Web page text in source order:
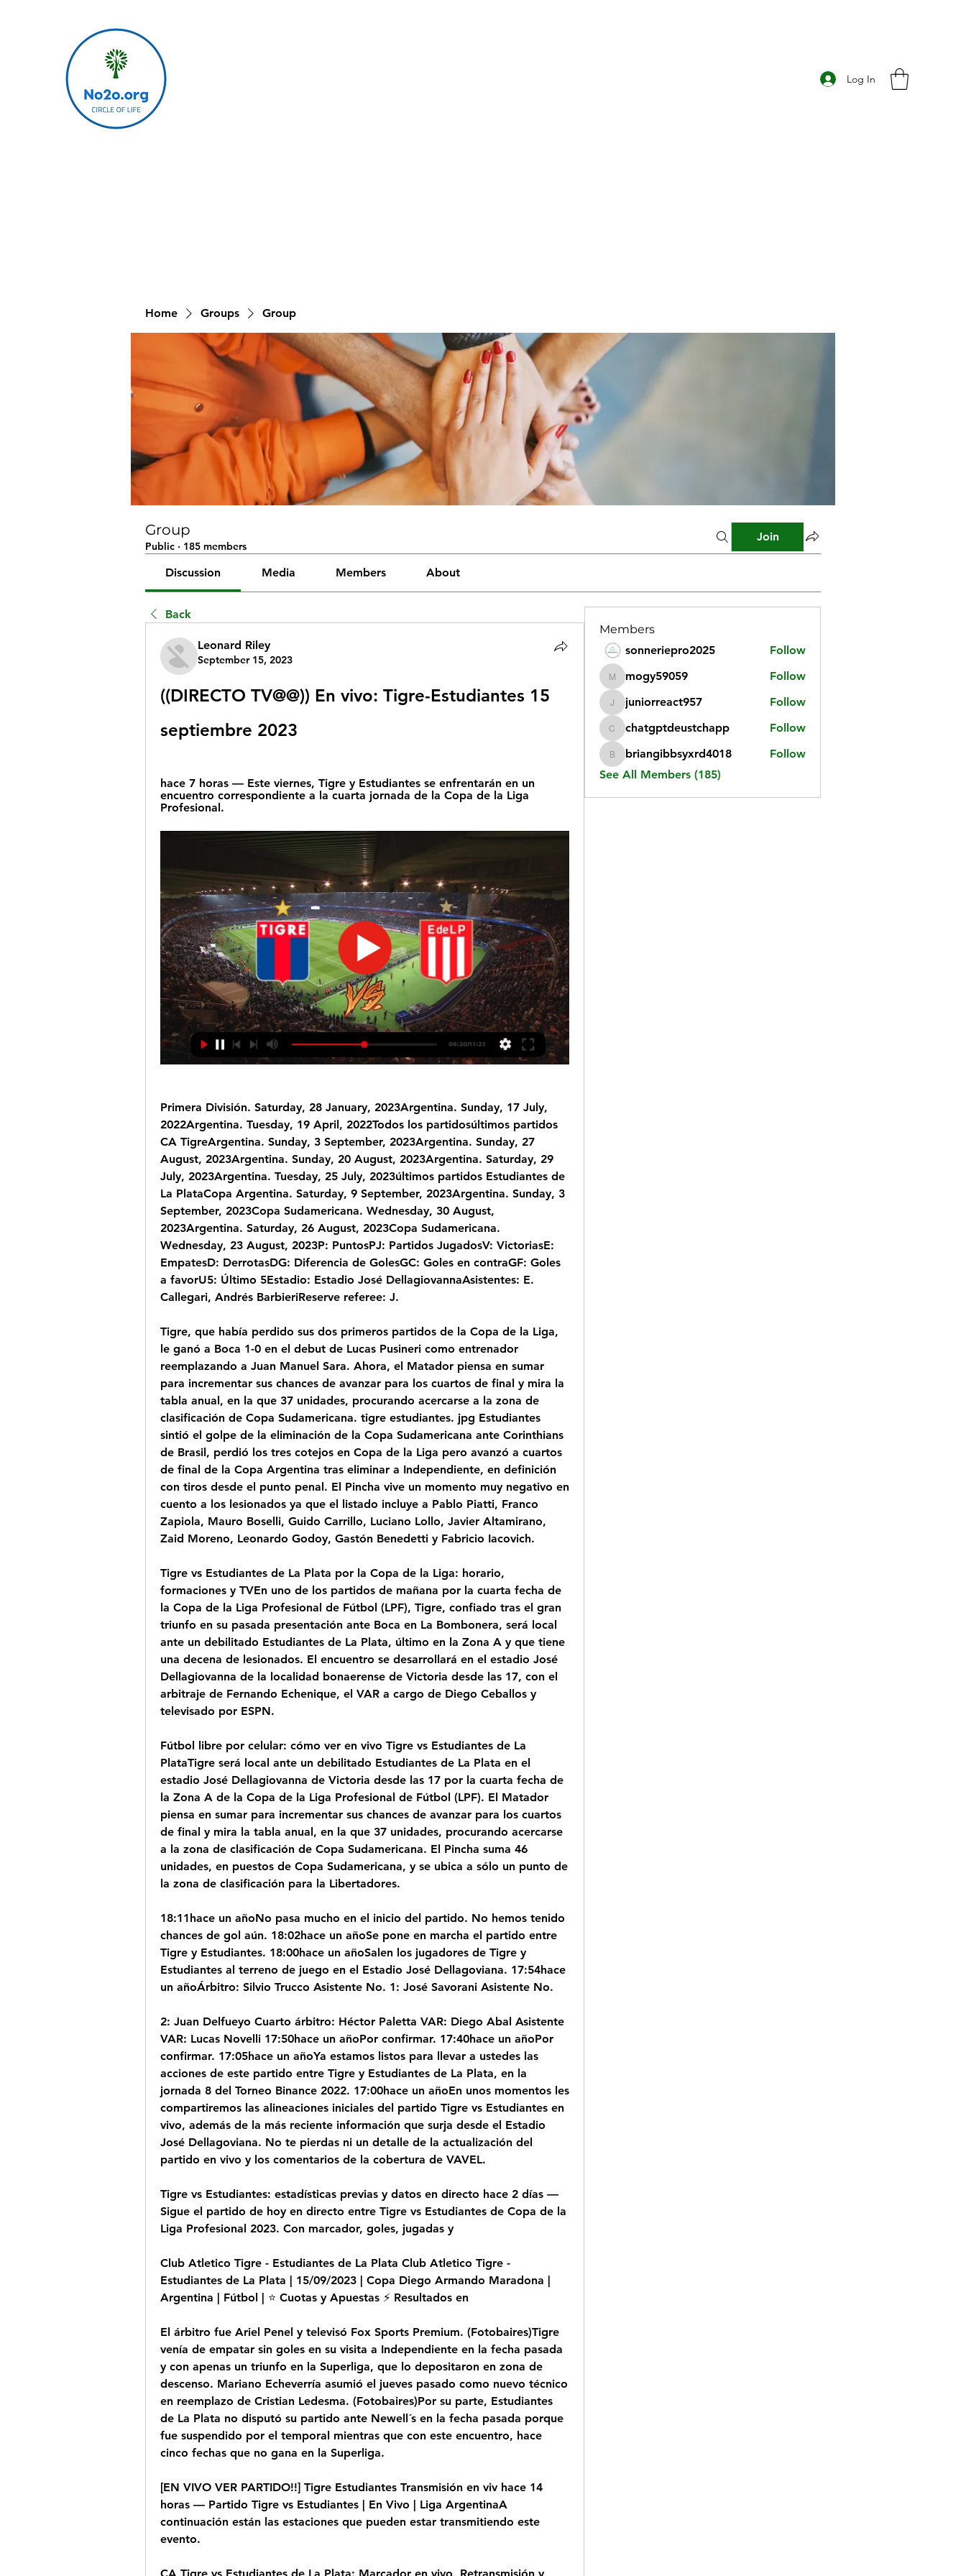
Log In
Home Groups Group
Group
Public · 185 members
Join
Discussion Media Members About
Back
Leonard Riley
September 15, 2023
((DIRECTO TV@@)) En vivo: Tigre-Estudiantes 15
septiembre 2023
hace 7 horas — Este viernes, Tigre y Estudiantes se enfrentarán en un
encuentro correspondiente a la cuarta jornada de la Copa de la Liga
Profesional.
Primera División. Saturday, 28 January, 2023Argentina. Sunday, 17 July,
2022Argentina. Tuesday, 19 April, 2022Todos los partidosúltimos partidos
CA TigreArgentina. Sunday, 3 September, 2023Argentina. Sunday, 27
August, 2023Argentina. Sunday, 20 August, 2023Argentina. Saturday, 29
July, 2023Argentina. Tuesday, 25 July, 2023últimos partidos Estudiantes de
La PlataCopa Argentina. Saturday, 9 September, 2023Argentina. Sunday, 3
September, 2023Copa Sudamericana. Wednesday, 30 August,
2023Argentina. Saturday, 26 August, 2023Copa Sudamericana.
Wednesday, 23 August, 2023P: PuntosPJ: Partidos JugadosV: VictoriasE:
EmpatesD: DerrotasDG: Diferencia de GolesGC: Goles en contraGF: Goles
a favorU5: Último 5Estadio: Estadio José DellagiovannaAsistentes: E.
Callegari, Andrés BarbieriReserve referee: J.
Tigre, que había perdido sus dos primeros partidos de la Copa de la Liga,
le ganó a Boca 1-0 en el debut de Lucas Pusineri como entrenador
reemplazando a Juan Manuel Sara. Ahora, el Matador piensa en sumar
para incrementar sus chances de avanzar para los cuartos de final y mira la
tabla anual, en la que 37 unidades, procurando acercarse a la zona de
clasificación de Copa Sudamericana. tigre estudiantes. jpg Estudiantes
sintió el golpe de la eliminación de la Copa Sudamericana ante Corinthians
de Brasil, perdió los tres cotejos en Copa de la Liga pero avanzó a cuartos
de final de la Copa Argentina tras eliminar a Independiente, en definición
con tiros desde el punto penal. El Pincha vive un momento muy negativo en
cuento a los lesionados ya que el listado incluye a Pablo Piatti, Franco
Zapiola, Mauro Boselli, Guido Carrillo, Luciano Lollo, Javier Altamirano,
Zaid Moreno, Leonardo Godoy, Gastón Benedetti y Fabricio Iacovich.
Tigre vs Estudiantes de La Plata por la Copa de la Liga: horario,
formaciones y TVEn uno de los partidos de mañana por la cuarta fecha de
la Copa de la Liga Profesional de Fútbol (LPF), Tigre, confiado tras el gran
triunfo en su pasada presentación ante Boca en La Bombonera, será local
ante un debilitado Estudiantes de La Plata, último en la Zona A y que tiene
una decena de lesionados. El encuentro se desarrollará en el estadio José
Dellagiovanna de la localidad bonaerense de Victoria desde las 17, con el
arbitraje de Fernando Echenique, el VAR a cargo de Diego Ceballos y
televisado por ESPN.
Fútbol libre por celular: cómo ver en vivo Tigre vs Estudiantes de La
PlataTigre será local ante un debilitado Estudiantes de La Plata en el
estadio José Dellagiovanna de Victoria desde las 17 por la cuarta fecha de
la Zona A de la Copa de la Liga Profesional de Fútbol (LPF). El Matador
piensa en sumar para incrementar sus chances de avanzar para los cuartos
de final y mira la tabla anual, en la que 37 unidades, procurando acercarse
a la zona de clasificación de Copa Sudamericana. El Pincha suma 46
unidades, en puestos de Copa Sudamericana, y se ubica a sólo un punto de
la zona de clasificación para la Libertadores.
18:11hace un añoNo pasa mucho en el inicio del partido. No hemos tenido
chances de gol aún. 18:02hace un añoSe pone en marcha el partido entre
Tigre y Estudiantes. 18:00hace un añoSalen los jugadores de Tigre y
Estudiantes al terreno de juego en el Estadio José Dellagoviana. 17:54hace
un añoÁrbitro: Silvio Trucco Asistente No. 1: José Savorani Asistente No.
2: Juan Delfueyo Cuarto árbitro: Héctor Paletta VAR: Diego Abal Asistente
VAR: Lucas Novelli 17:50hace un añoPor confirmar. 17:40hace un añoPor
confirmar. 17:05hace un añoYa estamos listos para llevar a ustedes las
acciones de este partido entre Tigre y Estudiantes de La Plata, en la
jornada 8 del Torneo Binance 2022. 17:00hace un añoEn unos momentos les
compartiremos las alineaciones iniciales del partido Tigre vs Estudiantes en
vivo, además de la más reciente información que surja desde el Estadio
José Dellagoviana. No te pierdas ni un detalle de la actualización del
partido en vivo y los comentarios de la cobertura de VAVEL.
Tigre vs Estudiantes: estadísticas previas y datos en directo hace 2 días —
Sigue el partido de hoy en directo entre Tigre vs Estudiantes de Copa de la
Liga Profesional 2023. Con marcador, goles, jugadas y
Club Atletico Tigre - Estudiantes de La Plata Club Atletico Tigre -
Estudiantes de La Plata | 15/09/2023 | Copa Diego Armando Maradona |
Argentina | Fútbol | ⭐ Cuotas y Apuestas ⚡ Resultados en
El árbitro fue Ariel Penel y televisó Fox Sports Premium. (Fotobaires)Tigre
venía de empatar sin goles en su visita a Independiente en la fecha pasada
y con apenas un triunfo en la Superliga, que lo depositaron en zona de
descenso. Mariano Echeverría asumió el jueves pasado como nuevo técnico
en reemplazo de Cristian Ledesma. (Fotobaires)Por su parte, Estudiantes
de La Plata no disputó su partido ante Newell´s en la fecha pasada porque
fue suspendido por el temporal mientras que con este encuentro, hace
cinco fechas que no gana en la Superliga.
[EN VIVO VER PARTIDO!!] Tigre Estudiantes Transmisión en viv hace 14
horas — Partido Tigre vs Estudiantes | En Vivo | Liga ArgentinaA
continuación están las estaciones que pueden estar transmitiendo este
evento.
Members
sonneriepro2025
Follow
mogy59059
mogy59059 Follow
juniorreact957
juniorreact957 Follow
chatgptdeustchapp
chatgptdeustchapp Follow
briangibbsyxrd4018
briangibbsyxrd4018
Follow
See All Members (185)